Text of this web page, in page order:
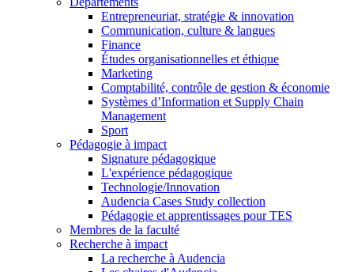
Entrepreneuriat, stratégie & innovation
Communication, culture & langues
Finance
Études organisationnelles et éthique
Marketing
Comptabilité, contrôle de gestion & économie
Systèmes d’Information et Supply Chain
Management
Sport
Pédagogie à impact
Signature pédagogique
L'expérience pédagogique
Technologie/Innovation
Audencia Cases Study collection
Pédagogie et apprentissages pour TES
Membres de la faculté
Recherche à impact
La recherche à Audencia